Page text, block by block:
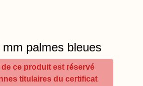
palmes bleues
de ce produit est réservé
titulaires du certificat